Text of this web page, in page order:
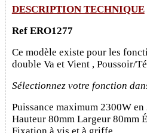
DESCRIPTION TECHNIQUE
Ref ERO1277
Ce modèle existe pour les
double Va et Vient , Poussoir/
Sélectionnez votre fonction
Puissance maximum 2300W
Hauteur 80mm Largeur 80mm